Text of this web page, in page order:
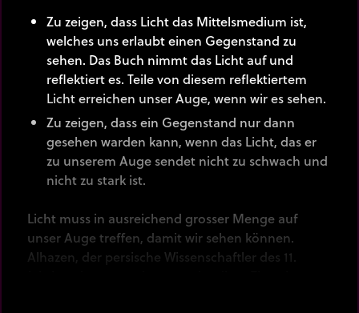
Zu zeigen, dass Licht das Mittelsmedium ist,
welches uns erlaubt einen Gegenstand zu
sehen. Das Buch nimmt das Licht auf und
reflektiert es. Teile von diesem reflektiertem
Licht erreichen unser Auge, wenn wir es sehen.
Zu zeigen, dass ein Gegenstand nur dann
gesehen warden kann, wenn das Licht, das er
zu unserem Auge sendet nicht zu schwach und
nicht zu stark ist.
Licht muss in ausreichend grosser Menge auf
unser Auge treffen, damit wir sehen können.
Alhazen, der persische Wissenschaftler des 11.